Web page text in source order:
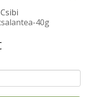
40g